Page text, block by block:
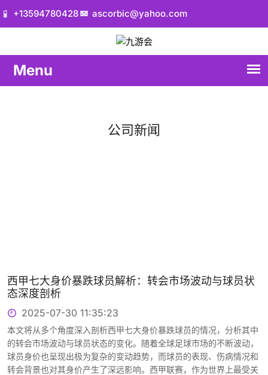
+13594780428 ascorbic@yahoo.com
公司新闻
西甲七大身价暴跌球员解析：转会市场波动与球员状
态深度剖析
2025-07-30 11:35:23
本文将从多个角度深入剖析西甲七大身价暴跌球员的情况，分析其中
的转会市场波动与球员状态的变化。随着全球足球市场的不断波动，
球员身价也呈现出极为复杂的变动趋势，而球员的表现、伤病情况和
转会背景也对其身价产生了深远影响。西甲联赛，作为世界上最受关